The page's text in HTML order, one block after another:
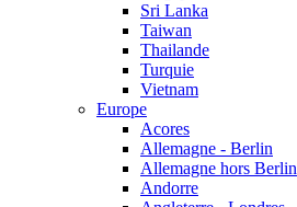
Sri Lanka
Taiwan
Thailande
Turquie
Vietnam
Europe
Acores
Allemagne - Berlin
Allemagne hors Berlin
Andorre